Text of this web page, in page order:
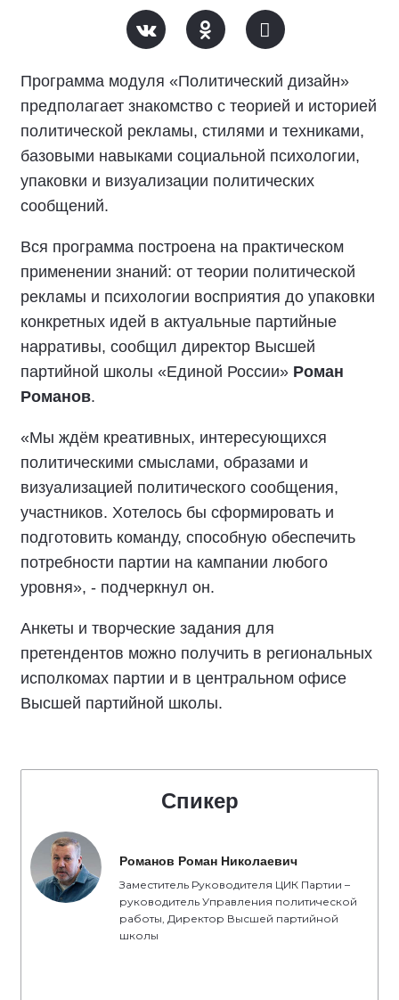
Программа модуля «Политический дизайн»
предполагает знакомство с теорией и историей
политической рекламы, стилями и техниками,
базовыми навыками социальной психологии,
упаковки и визуализации политических
сообщений.
Вся программа построена на практическом
применении знаний: от теории политической
рекламы и психологии восприятия до упаковки
конкретных идей в актуальные партийные
нарративы, сообщил директор Высшей
партийной школы «Единой России» Роман
Романов.
«Мы ждём креативных, интересующихся
политическими смыслами, образами и
визуализацией политического сообщения,
участников. Хотелось бы сформировать и
подготовить команду, способную обеспечить
потребности партии на кампании любого
уровня», - подчеркнул он.
Анкеты и творческие задания для
претендентов можно получить в региональных
исполкомах партии и в центральном офисе
Высшей партийной школы.
Спикер
Романов Роман Николаевич
Заместитель Руководителя ЦИК Партии –
руководитель Управления политической
работы, Директор Высшей партийной
школы